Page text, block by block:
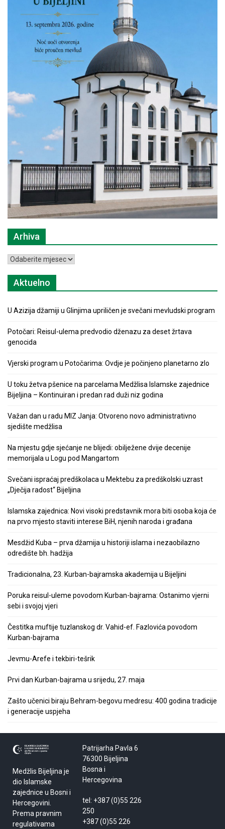
Arhiva
Arhiva
Aktuelno
U Azizija džamiji u Glinjima upriličen je svečani mevludski program
Potočari: Reisul-ulema predvodio dženazu za deset žrtava
genocida
Vjerski program u Potočarima: Ovdje je počinjeno planetarno zlo
U toku žetva pšenice na parcelama Medžlisa Islamske zajednice
Bijeljina – Kontinuiran i predan rad duži niz godina
Važan dan u radu MIZ Janja: Otvoreno novo administrativno
sjedište medžlisa
Na mjestu gdje sjećanje ne blijedi: obilježene dvije decenije
memorijala u Logu pod Mangartom
Svečani ispraćaj predškolaca u Mektebu za predškolski uzrast
„Dječija radost“ Bijeljina
Islamska zajednica: Novi visoki predstavnik mora biti osoba koja će
na prvo mjesto staviti interese BiH, njenih naroda i građana
Mesdžid Kuba – prva džamija u historiji islama i nezaobilazno
odredište bh. hadžija
Tradicionalna, 23. Kurban-bajramska akademija u Bijeljini
Poruka reisul-uleme povodom Kurban-bajrama: Ostanimo vjerni
sebi i svojoj vjeri
Čestitka muftije tuzlanskog dr. Vahid-ef. Fazlovića povodom
Kurban-bajrama
Jevmu-Arefe i tekbiri-tešrik
Prvi dan Kurban-bajrama u srijedu, 27. maja
Zašto učenici biraju Behram-begovu medresu: 400 godina tradicije
i generacije uspjeha
Medžlis Bijeljina je
dio Islamske
zajednice u Bosni i
Hercegovini.
Prema pravnim
regulativama
Patrijarha Pavla 6
76300 Bijeljina
Bosna i
Hercegovina
tel: +387 (0)55 226
250
+387 (0)55 226